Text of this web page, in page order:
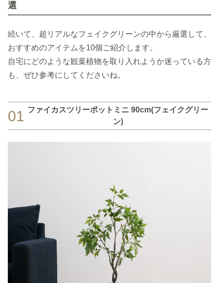
選
続いて、超リアルなフェイクグリーンの中から厳選して、
おすすめのアイテムを10個ご紹介します。
自宅にどのような観葉植物を取り入れようか迷っている方
も、ぜひ参考にしてくださいね。
01 ファイカスツリーポットミニ 90cm(フェイクグリー
ン)